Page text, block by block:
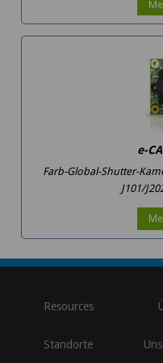
e-
Farb-Global-Shutter-
J101/
Resources
Standorte